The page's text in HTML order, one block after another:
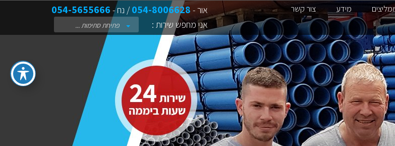
אור - 054-8006628/ נח - 054-5655666
אני מחפש שירות : פתיחת סתימות ...
מידע צור קשר